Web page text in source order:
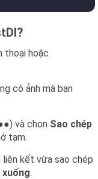
thoại hoặc
có ảnh mà bạn
và chọn Sao chép
tạm.
liên kết vừa sao chép
xuống.